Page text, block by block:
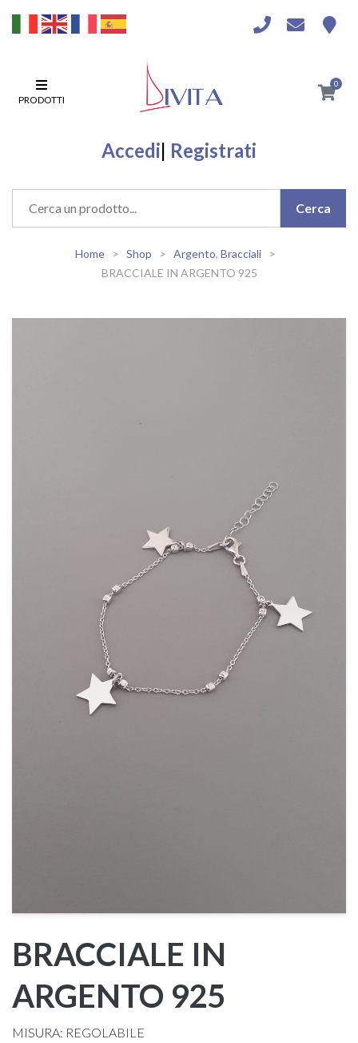
PRODOTTI
0
Accedi| Registrati
Home Shop Argento, Bracciali
BRACCIALE IN ARGENTO 925
BRACCIALE IN
ARGENTO 925
MISURA: REGOLABILE